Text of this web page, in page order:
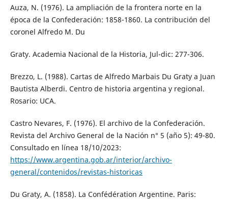
Auza, N. (1976). La ampliación de la frontera norte en la
época de la Confederación: 1858-1860. La contribución del
coronel Alfredo M. Du
Graty. Academia Nacional de la Historia, Jul-dic: 277-306.
Brezzo, L. (1988). Cartas de Alfredo Marbais Du Graty a Juan
Bautista Alberdi. Centro de historia argentina y regional.
Rosario: UCA.
Castro Nevares, F. (1976). El archivo de la Confederación.
Revista del Archivo General de la Nación n° 5 (año 5): 49-80.
Consultado en línea 18/10/2023:
https://www.argentina.gob.ar/interior/archivo-
general/contenidos/revistas-historicas
Du Graty, A. (1858). La Confédération Argentine. Paris: